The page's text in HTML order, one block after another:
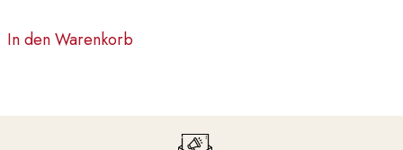
In den Warenkorb